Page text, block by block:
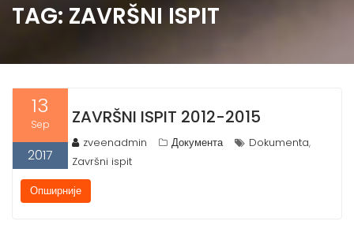
TAG: ZAVRŠNI ISPIT
13
Sep
2017
ZAVRŠNI ISPIT 2012-2015
zveenadmin Документа Dokumenta,
Završni ispit
Опширније